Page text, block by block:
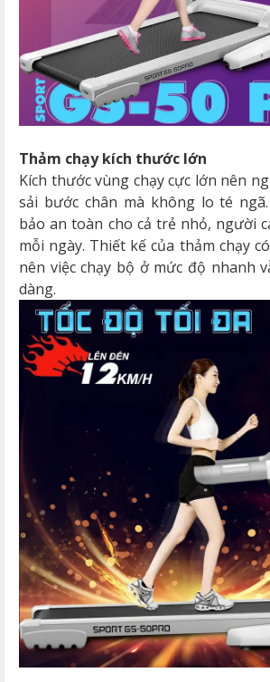
Thảm chạy kích thước lớn
Kích thước vùng chạy cực lớn nên
sải bước chân mà không lo té ngã.
bảo an toàn cho cả trẻ nhỏ, người
mỗi ngày. Thiết kế của thảm chạy
nên việc chạy bộ ở mức độ nhanh
dàng.